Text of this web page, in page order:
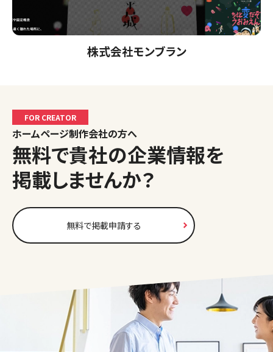
株式会社モンブラン
FOR CREATOR
ホームページ制作会社の方へ
無料で貴社の企業情報を
掲載しませんか？
無料で掲載申請する